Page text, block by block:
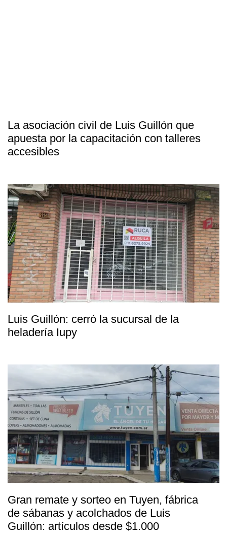
La asociación civil de Luis Guillón que
apuesta por la capacitación con talleres
accesibles
Luis Guillón: cerró la sucursal de la
heladería Iupy
Gran remate y sorteo en Tuyen, fábrica
de sábanas y acolchados de Luis
Guillón: artículos desde $1.000